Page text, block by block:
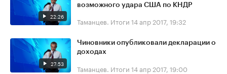
22:26
возможного удара США по КНДР
Таманцев. Итоги 14 апр 2017, 19:32
27:53
Чиновники опубликовали декларации о
доходах
Таманцев. Итоги 14 апр 2017, 19:00